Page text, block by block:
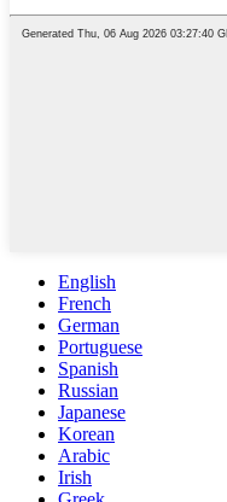
English
French
German
Portuguese
Spanish
Russian
Japanese
Korean
Arabic
Irish